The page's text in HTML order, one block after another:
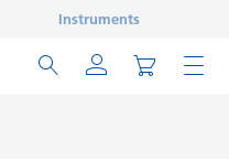
Instruments